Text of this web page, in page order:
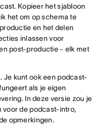
Kopieer het sjabloon
het om op schema te
en het delen
inlassen voor
post-productie - elk met
Je kunt ook een podcast-
als je eigen
In deze versie zou je
voor de podcast-intro,
opmerkingen.